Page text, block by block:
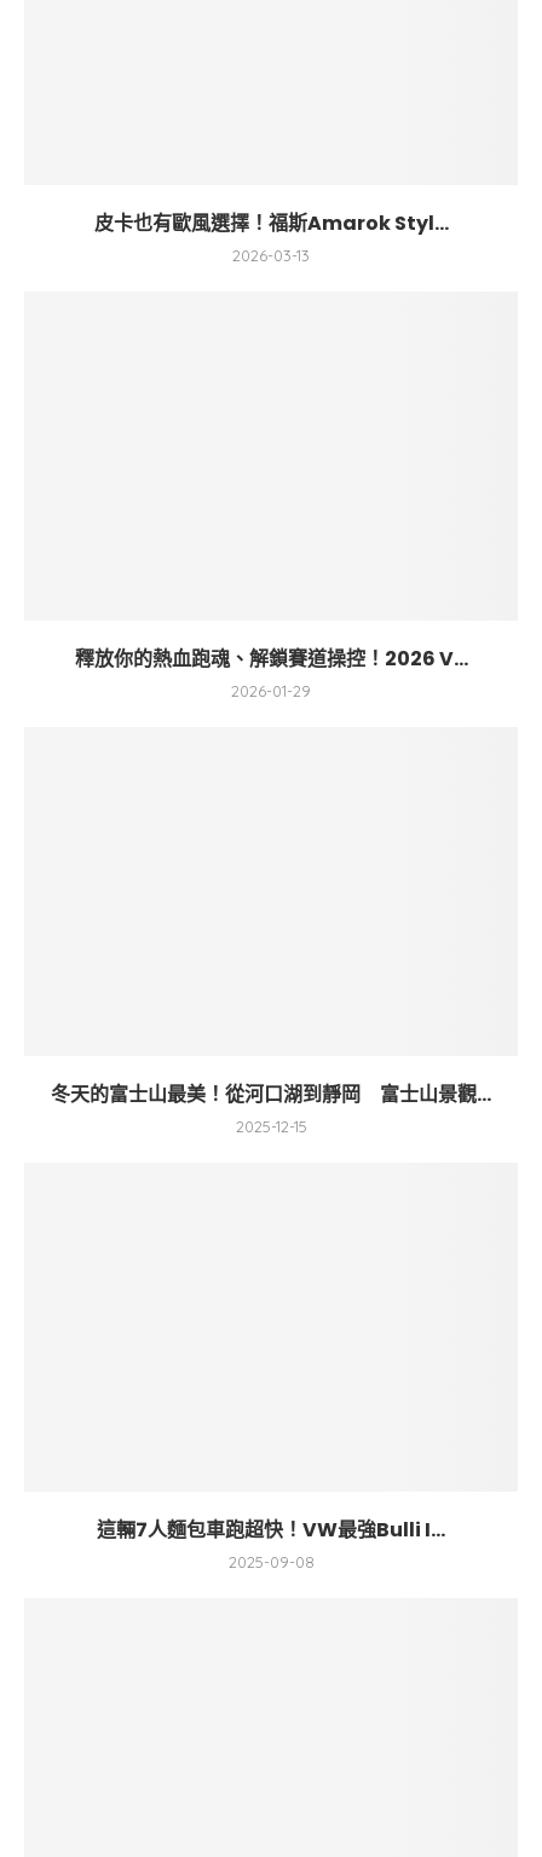
皮卡也有歐風選擇！福斯Amarok Styl...
2026-03-13
釋放你的熱血跑魂、解鎖賽道操控！2026 V...
2026-01-29
冬天的富士山最美！從河口湖到靜岡 富士山景觀...
2025-12-15
這輛7人麵包車跑超快！VW最強Bulli I...
2025-09-08